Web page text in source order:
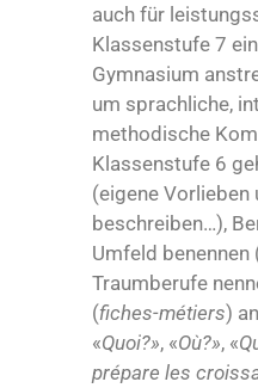
auch für
Klassenstufe 7
Gymnasium
um sprachliche,
methodische
Klassenstufe 6
(eigene Vorlieben
beschreiben…),
Umfeld benennen
Traumberufe
(fiches-métiers)
«Quoi?», «Où?», «
prépare les